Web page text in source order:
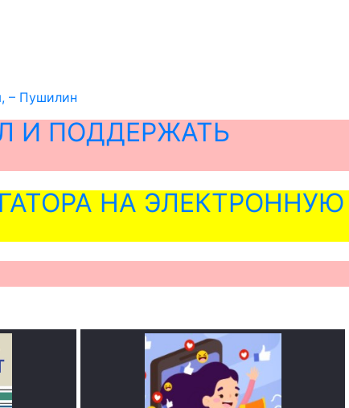
– Пушилин
И ПОДДЕРЖАТЬ
НА ЭЛЕКТРОННУЮ